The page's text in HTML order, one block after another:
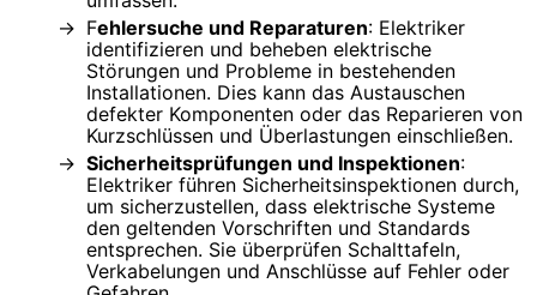
Fehlersuche und Reparaturen: Elektriker
identifizieren und beheben elektrische
Störungen und Probleme in bestehenden
Installationen. Dies kann das Austauschen
defekter Komponenten oder das Reparieren von
Kurzschlüssen und Überlastungen einschließen.
Sicherheitsprüfungen und Inspektionen:
Elektriker führen Sicherheitsinspektionen durch,
um sicherzustellen, dass elektrische Systeme
den geltenden Vorschriften und Standards
entsprechen. Sie überprüfen Schalttafeln,
Verkabelungen und Anschlüsse auf Fehler oder